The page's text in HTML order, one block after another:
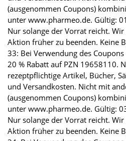
(ausgenommen Coupons)
unter www.pharmeo.de. Gültig:
Nur solange der Vorrat reicht.
Aktion früher zu beenden. Keine
33: Bei Verwendung des
20 % Rabatt auf PZN 19658110.
rezeptpflichtige Artikel, Bücher,
und Versandkosten. Nicht mit
(ausgenommen Coupons)
unter www.pharmeo.de. Gültig:
Nur solange der Vorrat reicht.
Aktion früher zu beenden. Keine